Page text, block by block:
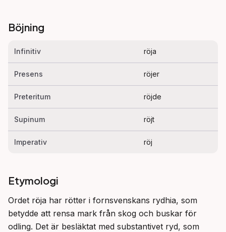
Böjning
Infinitiv röja
Presens röjer
Preteritum röjde
Supinum röjt
Imperativ röj
Etymologi
Ordet röja har rötter i fornsvenskans rydhia, som
betydde att rensa mark från skog och buskar för
odling. Det är besläktat med substantivet ryd, som